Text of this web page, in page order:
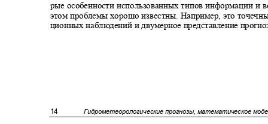
рые особенности использованных типов информации
этом проблемы хорошо известны. Например, это
ционных наблюдений и двумерное представление
14 Гидрометеорологические прогнозы, математическое